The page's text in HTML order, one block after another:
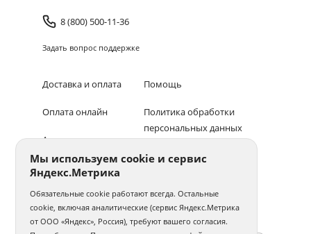
Доставка и оплата
Оплата онлайн
Адреса салонов
Помощь
Политика обработки
персональных данных
8 (800) 500-11-36
Задать вопрос поддержке
© 1994–2026 Фотосфера.
Все права защищены
Мы используем cookie и сервис
Яндекс.Метрика
Обязательные cookie работают всегда. Остальные
cookie, включая аналитические (сервис Яндекс.Метрика
от ООО «Яндекс», Россия), требуют вашего согласия.